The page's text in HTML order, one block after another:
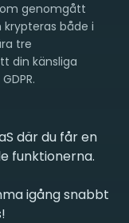
genomgått
både i
tre
din känsliga
där du får en
funktionerna.
igång snabbt